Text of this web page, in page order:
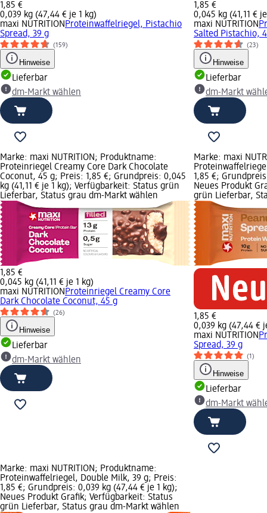
1,85 €
0,039 kg (47,44 € je 1 kg)
maxi NUTRITIONProteinwaffelriegel, Pistachio
Spread, 39 g
(159)
Hinweise
Lieferbar
dm-Markt wählen
1,85 €
0,045 kg (41,11 €
maxi NUTRITION
Salted Pistachio,
(23)
Hinweise
Lieferbar
dm-Markt
Marke: maxi NUTRITION; Produktname:
Proteinriegel Creamy Core Dark Chocolate
Coconut, 45 g; Preis: 1,85 €; Grundpreis: 0,045
kg (41,11 € je 1 kg); Verfügbarkeit: Status grün
Lieferbar, Status grau dm-Markt wählen
1,85 €
0,045 kg (41,11 € je 1 kg)
maxi NUTRITIONProteinriegel Creamy Core
Dark Chocolate Coconut, 45 g
(26)
Hinweise
Lieferbar
dm-Markt wählen
Marke: maxi
1,85 €;
Neues Produkt
grün Lieferbar,
1,85 €
0,039 kg (47,44 €
maxi NUTRITION
Spread, 39 g
(1)
Hinweise
Lieferbar
dm-Markt
Marke: maxi NUTRITION; Produktname:
Proteinwaffelriegel, Double Milk, 39 g; Preis:
1,85 €; Grundpreis: 0,039 kg (47,44 € je 1 kg);
Neues Produkt Grafik; Verfügbarkeit: Status
grün Lieferbar, Status grau dm-Markt wählen